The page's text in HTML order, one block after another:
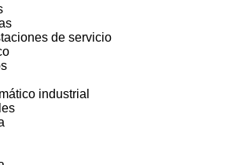
de servicio
industrial